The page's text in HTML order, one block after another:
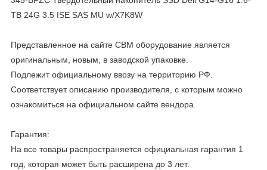
TB 24G 3.5 ISE SAS MU w/X7K8W
Представленное на сайте CBM оборудование является
оригинальным, новым, в заводской упаковке.
Подлежит официальному ввозу на территорию РФ.
Соответствует описанию производителя, с которым можно
ознакомиться на официальном сайте вендора.
Гарантия:
На все товары распространяется официальная гарантия 1
год, которая может быть расширена до 3 лет.